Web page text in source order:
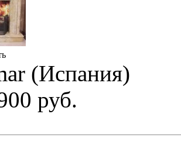
(Испания)
руб.